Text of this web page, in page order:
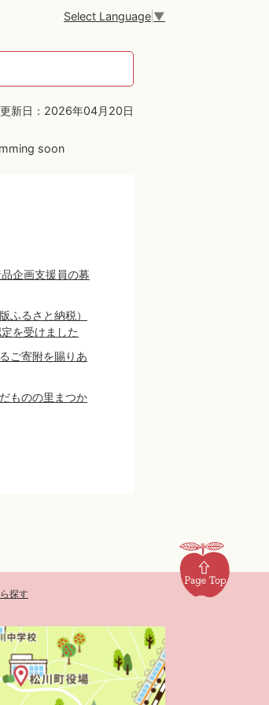
Select Language ▼
更新日：2026年04月20日
soon
企画支援員の募
ふるさと納税）
を受けました
ご寄附を賜りあ
ものの里まつか
探す